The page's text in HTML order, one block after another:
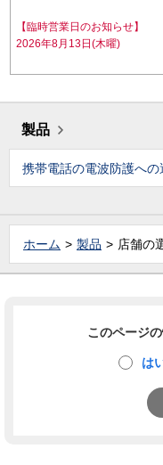
【臨時営業日のお知らせ】
2026年8月13日(木曜)
製品
携帯電話の電波防護へ
ホーム 製品 店舗の
このページ
は